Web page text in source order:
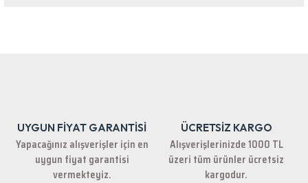
Ürün bilgilerinde hatalar bulunuyor.
Ürün fiyatı diğer sitelerden daha pahalı.
Bu ürüne benzer farklı alternatifler olmalı.
UYGUN FİYAT GARANTİSİ
Yapacağınız alışverişler için en
uygun fiyat garantisi
vermekteyiz.
ÜCRETSİZ KARGO
Alışverişlerinizde 1000 TL
üzeri tüm ürünler ücretsiz
kargodur.